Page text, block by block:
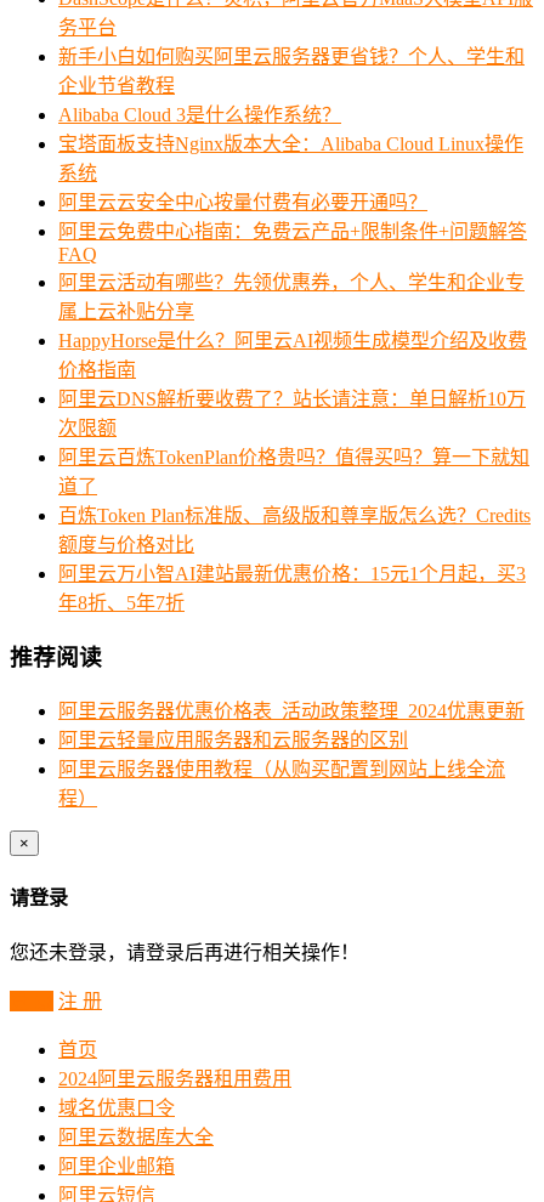
务平台
新手小白如何购买阿里云服务器更省钱？个人、学生和
企业节省教程
Alibaba Cloud 3是什么操作系统？
宝塔面板支持Nginx版本大全：Alibaba Cloud Linux操作
系统
阿里云云安全中心按量付费有必要开通吗？
阿里云免费中心指南：免费云产品+限制条件+问题解答
FAQ
阿里云活动有哪些？先领优惠券，个人、学生和企业专
属上云补贴分享
HappyHorse是什么？阿里云AI视频生成模型介绍及收费
价格指南
阿里云DNS解析要收费了？站长请注意：单日解析10万
次限额
阿里云百炼TokenPlan价格贵吗？值得买吗？算一下就知
道了
百炼Token Plan标准版、高级版和尊享版怎么选？Credits
额度与价格对比
阿里云万小智AI建站最新优惠价格：15元1个月起，买3
年8折、5年7折
推荐阅读
阿里云服务器优惠价格表_活动政策整理_2024优惠更新
阿里云轻量应用服务器和云服务器的区别
阿里云服务器使用教程（从购买配置到网站上线全流
程）
×
请登录
您还未登录，请登录后再进行相关操作！
注 册
首页
2024阿里云服务器租用费用
域名优惠口令
阿里云数据库大全
阿里企业邮箱
阿里云短信